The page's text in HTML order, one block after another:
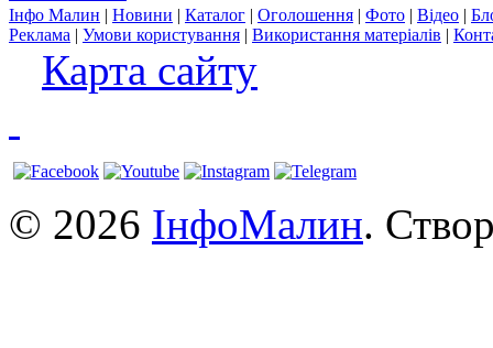
Інфо Малин | Новини | Каталог | Оголошення | Фото | Відео |
Реклама | Умови користування | Використання матеріалів |
Карта сайту
© 2026 ІнфоМалин.